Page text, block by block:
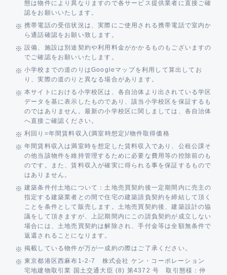
態は物件により異なりますので各サービス提供業者に直接ご確
認をお願いいたします。
携帯電話の受信状況は、実際にご使用される携帯電話で室内か
ら通話確認をお願い致します。
設備、施設は別途契約や利用料金がかかるものもございますの
でご確認をお願いいたします。
小学校までの道のりはGoogleマップを利用して算出してお
り、実際の道のりと異なる場合があります。
本サイトにおける小学校区は、各自治体より出されている学区
データを基に表示したものであり、該当小学校区を保証するも
のではありません。最新の小学校区に関しましては、各自治体
へ直接ご確認ください。
利回り=年間賃料収入(満室時想定)/物件取得価格
年間賃料収入は満室時を想定した賃料収入であり、公租公課そ
の他当該物件を維持管理するために必要な費用等の控除前のも
のです。また、賃料収入が確実に得られる事を保証するもので
はありません。
建築条件付土地について：土地売買契約後一定期間内に売主の
指定する建築業者との間で住宅の建築請負契約を締結して頂く
ことを条件として販売します。土地売買契約後、建築設計の協
議をして頂きますが、上記期間内にこの請負契約が成立しない
場合には、土地売買契約は解除され、手付金等は全額無条件で
返還されることになります。
掲載している物件が万が一成約の際はご了承ください。
東京都港区西麻布1-2-7 株式会社 ケン・コーポレーション
宅地建物取引業 国土交通大臣 (8) 第4372 号 取引態様：仲